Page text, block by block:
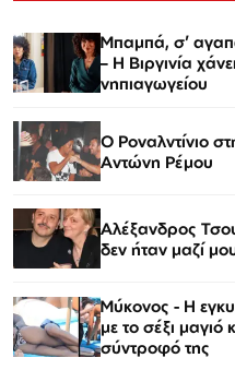
Μπαμπά, σ’
– Η Βιργινία
νηπιαγωγείου
Ο Ροναλντίνιο
Αντώνη Ρέμου
Αλέξανδρος
δεν ήταν μαζί
Μύκονος - Η
με το σέξι μαγιό
σύντροφό της